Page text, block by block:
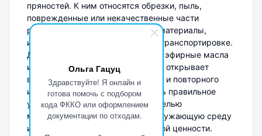
Ольга Гацуц
Здравствуйте! Я онлайн и
готова помочь с подбором
кода ФККО или оформлением
документации по отходам.
пряностей. К ним относятся обрезки, пыль,
поврежденные или некачественные части
растений, а также упаковочные материалы,
использованные при хранении и транспортировке.
Данные отходы могут содержать эфирные масла
и другие ценные компоненты, что открывает
возможности для их переработки и повторного
использования. Важно обеспечить правильное
управление такими отходами с целью
минимизации воздействия на окружающую среду
и максимизации их экономической ценности.